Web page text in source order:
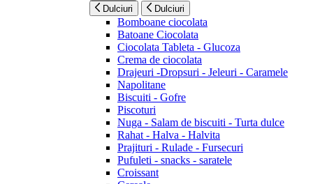
Dulciuri Dulciuri
Bomboane ciocolata
Batoane Ciocolata
Ciocolata Tableta - Glucoza
Crema de ciocolata
Drajeuri -Dropsuri - Jeleuri - Caramele
Napolitane
Biscuiti - Gofre
Piscoturi
Nuga - Salam de biscuiti - Turta dulce
Rahat - Halva - Halvita
Prajituri - Rulade - Fursecuri
Pufuleti - snacks - saratele
Croissant